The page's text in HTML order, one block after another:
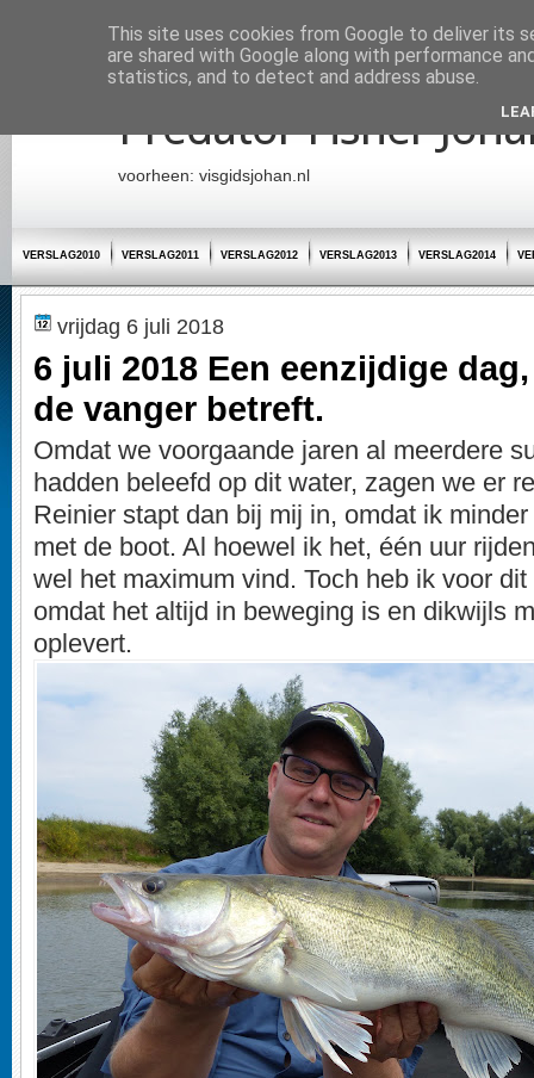
Startpagina
Predator Fisher
voorheen: visgidsjohan.nl
VERSLAG2010 VERSLAG2011 VERSLAG2012 VERSLAG2013 VERSLAG2014
vrijdag 6 juli 2018
6 juli 2018 Een eenzijdige
de vanger betreft.
Omdat we voorgaande jaren al meerdere
hadden beleefd op dit water, zagen we er
Reinier stapt dan bij mij in, omdat ik
met de boot. Al hoewel ik het, één uur
wel het maximum vind. Toch heb ik voor
omdat het altijd in beweging is en dikwijls
oplevert.
This site uses cookies from Google to deliver its
are shared with Google along with performance
statistics, and to detect and address abuse.